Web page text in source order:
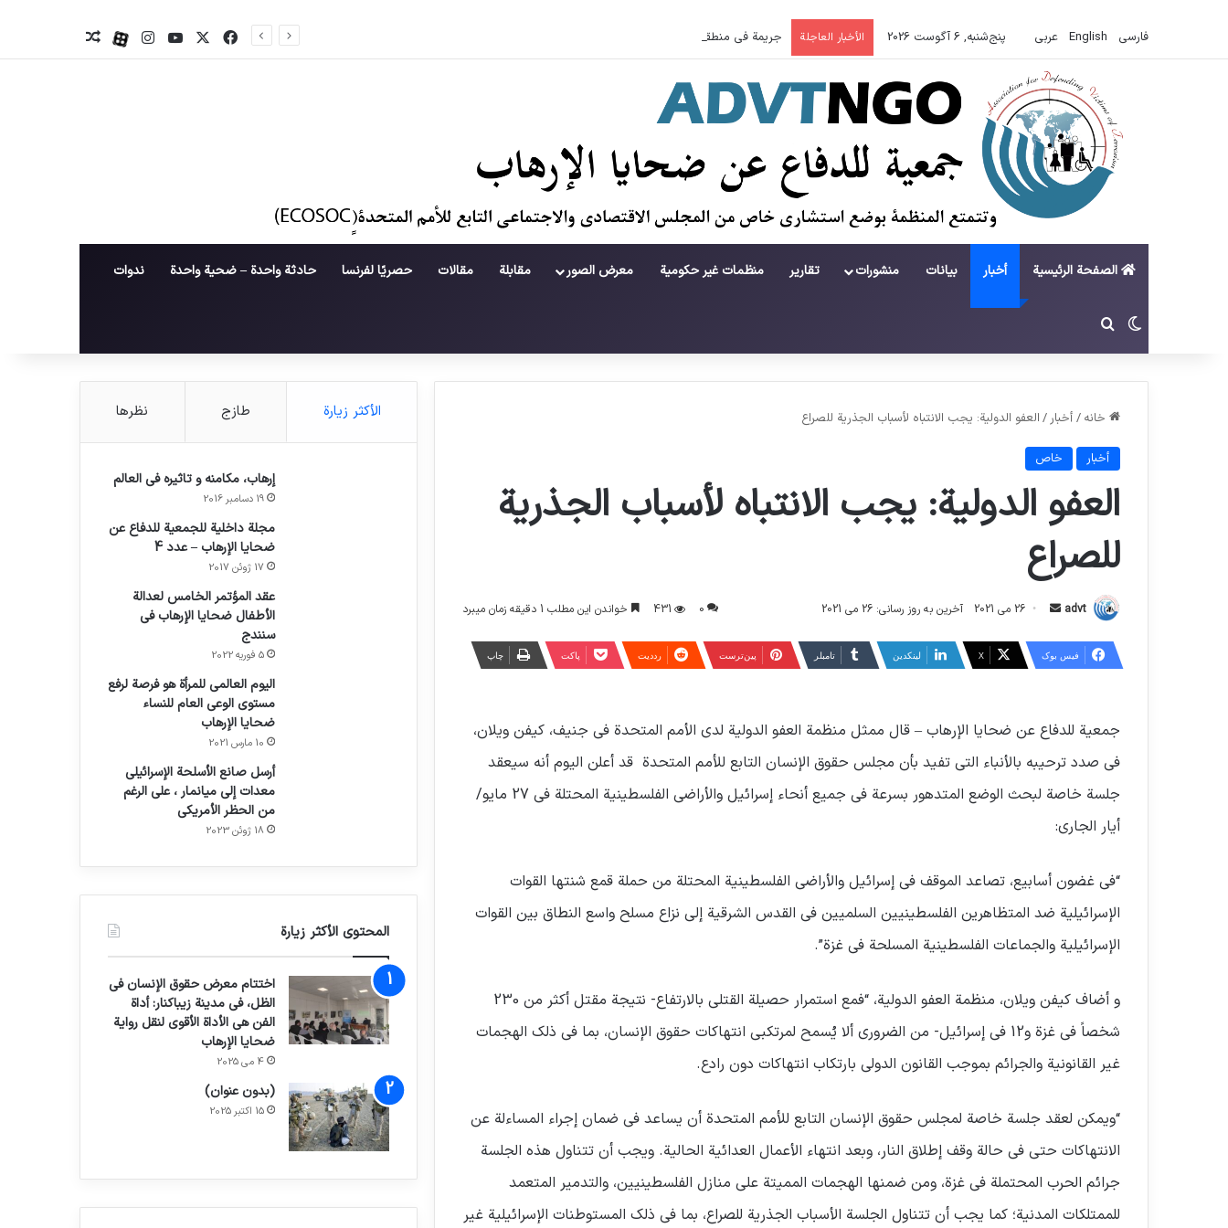
فارسی English عربي پنج‌شنبه, 6 آگوست 2026 الأخبار العاجلة جريمة في منطقة لامرد ؛ حطام يتساقط على حياة لاعبي كرة قدم شباب فیس بوکیوتیوباینستاگرام
آپاراتنوشته تصادفی
الصفحة الرئيسية أخبار بيانات منشورات تقارير منظمات غير حكومية معرض الصور مقابلة مقالات حصريًا لفرنسا حادثة واحدة – ضحية واحدة ندوات
تغییر پوسته
جستجو برای
خانه / أخبار / العفو الدولية: يجب الانتباه لأسباب الجذرية للصراع
أخبار خاص
العفو الدولية: يجب الانتباه لأسباب الجذرية
للصراع
advt ارسال
26 می 2021 آخرین به روز رسانی: 26 می 2021 0
431 خواندن این مطلب 1 دقیقه زمان میبرد
فیس بوک X لینکدین ‫تامبلر ‫پین‌ترست ‫رددیت پاکت چاپ
جمعية للدفاع عن ضحايا الإرهاب – قال ممثل منظمة العفو الدولية لدى الأمم المتحدة في جنيف، كيفن ويلان،
في صدد ترحيبه بالأنباء التي تفيد بأن مجلس حقوق الإنسان التابع للأمم المتحدة قد أعلن اليوم أنه سيعقد
جلسة خاصة لبحث الوضع المتدهور بسرعة في جميع أنحاء إسرائيل والأراضي الفلسطينية المحتلة في 27 مايو/
أيار الجاري:
“في غضون أسابيع، تصاعد الموقف في إسرائيل والأراضي الفلسطينية المحتلة من حملة قمع شنتها القوات
الإسرائيلية ضد المتظاهرين الفلسطينيين السلميين في القدس الشرقية إلى نزاع مسلح واسع النطاق بين القوات
الإسرائيلية والجماعات الفلسطينية المسلحة في غزة”.
و أضاف كيفن ويلان، منظمة العفو الدولية، “فمع استمرار حصيلة القتلى بالارتفاع- نتيجة مقتل أكثر من 230
شخصاً في غزة و12 في إسرائيل- من الضروري ألا يُسمح لمرتكبي انتهاكات حقوق الإنسان، بما في ذلك الهجمات
غير القانونية والجرائم بموجب القانون الدولي بارتكاب انتهاكات دون رادع.
“ويمكن لعقد جلسة خاصة لمجلس حقوق الإنسان التابع للأمم المتحدة أن يساعد في ضمان إجراء المساءلة عن
الانتهاكات حتى في حالة وقف إطلاق النار، وبعد انتهاء الأعمال العدائية الحالية. ويجب أن تتناول هذه الجلسة
جرائم الحرب المحتملة في غزة، ومن ضمنها الهجمات المميتة على منازل الفلسطينيين، والتدمير المتعمد
للممتلكات المدنية؛ كما يجب أن تتناول الجلسة الأسباب الجذرية للصراع، بما في ذلك المستوطنات الإسرائيلية غير
الأكثر زيارة طازج نظرها
إرهاب، مكامنه و تاثيره في العالم
19 دسامبر 2016
مجلة داخلية للجمعية للدفاع عن
ضحايا الإرهاب – عدد 4
17 ژوئن 2017
عقد المؤتمر الخامس لعدالة
الأطفال ضحايا الإرهاب في
سنندج
5 فوریه 2022
اليوم العالمي للمرأة هو فرصة لرفع
مستوى الوعي العام للنساء
ضحايا الإرهاب
10 مارس 2021
أرسل صانع الأسلحة الإسرائيلي
معدات إلى ميانمار ، على الرغم
من الحظر الأمريكي
18 ژوئن 2023
المحتوى الأكثر زيارة
اختتام معرض حقوق الإنسان في
الظل، في مدينة زيباكنار: أداة
الفن هي الأداة الأقوى لنقل رواية
ضحايا الإرهاب
4 می 2025
(بدون عنوان)
15 اکتبر 2025